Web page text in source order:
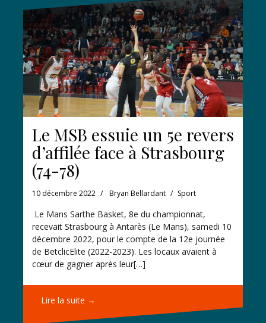
Le MSB essuie un 5e revers
d’affilée face à Strasbourg
(74-78)
10 décembre 2022 Bryan Bellardant Sport
Le Mans Sarthe Basket, 8e du championnat,
recevait Strasbourg à Antarès (Le Mans), samedi 10
décembre 2022, pour le compte de la 12e journée
de BetclicElite (2022-2023). Les locaux avaient à
cœur de gagner après leur[…]
Lire la suite →